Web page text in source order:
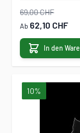
69,00 CHF
Ab 62,10 CHF
In den
10%